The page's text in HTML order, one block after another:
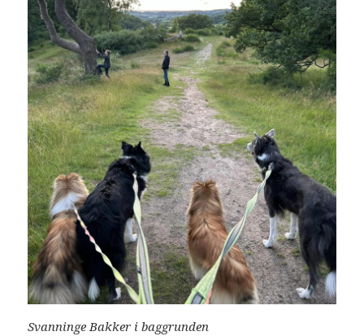
Svanninge Bakker i baggrunden